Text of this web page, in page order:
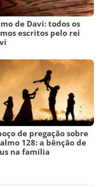
de Davi: todos os
escritos pelo rei
de pregação sobre
128: a bênção de
na família